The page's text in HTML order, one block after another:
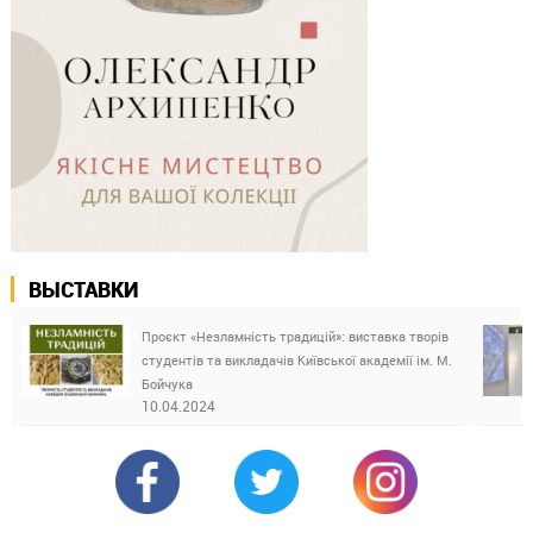
ВЫСТАВКИ
Проєкт «Незламність традицій»: виставка творів
студентів та викладачів Київської академії ім. М.
Бойчука
10.04.2024